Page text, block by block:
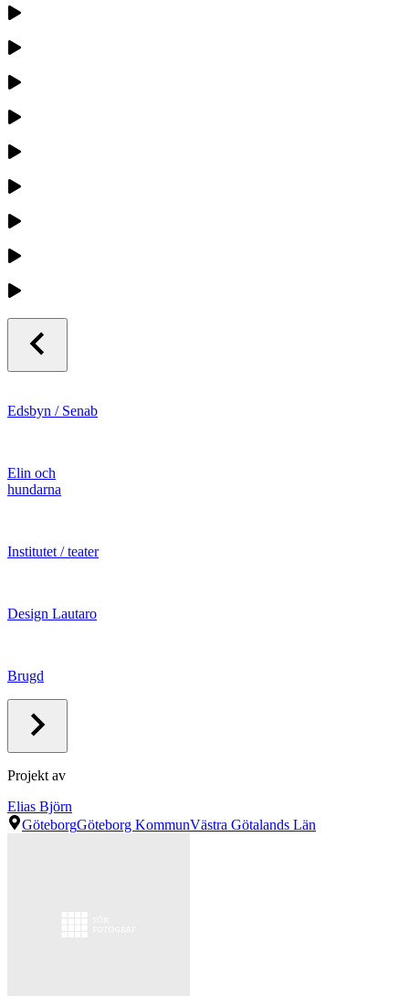
Edsbyn / Senab
Elin och
hundarna
Institutet / teater
Design Lautaro
Brugd
Projekt av
Elias Björn
GöteborgGöteborg KommunVästra Götalands Län